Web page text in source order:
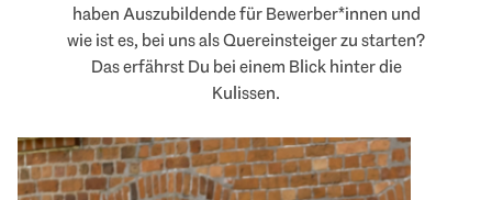
haben Auszubildende für Bewerber*innen und
wie ist es, bei uns als Quereinsteiger zu starten?
Das erfährst Du bei einem Blick hinter die
Kulissen.